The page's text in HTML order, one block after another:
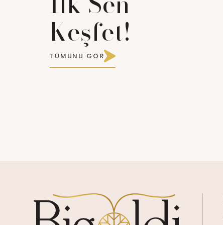
Keşfet!
TÜMÜNÜ GÖR